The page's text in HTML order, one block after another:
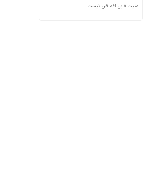
امنیت قابل اغماض نیست